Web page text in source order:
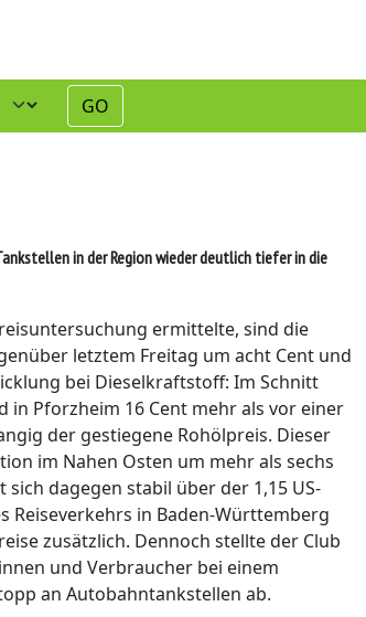
GO
in der Region wieder deutlich tiefer in die
ermittelte, sind die
letztem Freitag um acht Cent und
bei Dieselkraftstoff: Im Schnitt
in Pforzheim 16 Cent mehr als vor einer
der gestiegene Rohölpreis. Dieser
im Nahen Osten um mehr als sechs
dagegen stabil über der 1,15 US-
Reiseverkehrs in Baden-Württemberg
zusätzlich. Dennoch stellte der Club
und Verbraucher bei einem
an Autobahntankstellen ab.